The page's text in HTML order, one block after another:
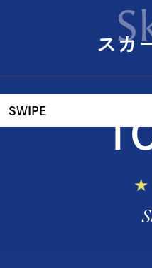
スカ
ス
ト
SWIPE